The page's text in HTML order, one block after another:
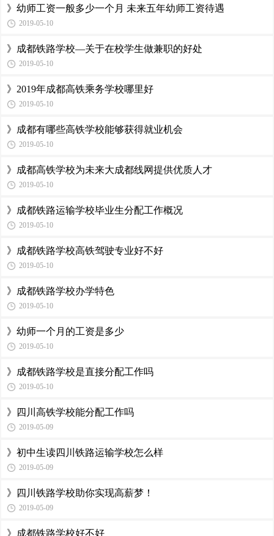
》幼师工资一般多少一个月 未来五年幼师工资待遇
2019-05-10
》成都铁路学校—关于在校学生做兼职的好处
2019-05-10
》2019年成都高铁乘务学校哪里好
2019-05-10
》成都有哪些高铁学校能够获得就业机会
2019-05-10
》成都高铁学校为未来大成都线网提供优质人才
2019-05-10
》成都铁路运输学校毕业生分配工作概况
2019-05-10
》成都铁路学校高铁驾驶专业好不好
2019-05-10
》成都铁路学校办学特色
2019-05-10
》幼师一个月的工资是多少
2019-05-10
》成都铁路学校是直接分配工作吗
2019-05-10
》四川高铁学校能分配工作吗
2019-05-09
》初中生读四川铁路运输学校怎么样
2019-05-09
》四川铁路学校助你实现高薪梦！
2019-05-09
》成都铁路学校好不好